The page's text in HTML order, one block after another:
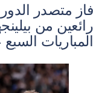
الدوري
بيلينجهام
السبع على